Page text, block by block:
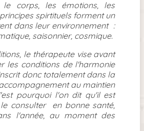
le corps, les émotions, les
spirtituels forment un
dans leur environnement :
saisonnier, cosmique.
le thérapeute vise avant
les conditions de l'harmonie
donc totalement dans la
au maintien
pourquoi l'on dit qu'il est
consulter en bonne santé,
l'année, au moment des